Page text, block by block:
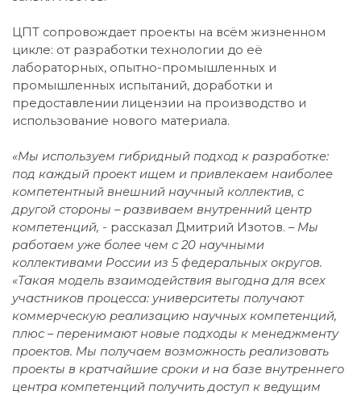
ЦПТ сопровождает проекты на всём жизненном
цикле: от разработки технологии до её
лабораторных, опытно-промышленных и
промышленных испытаний, доработки и
предоставлении лицензии на производство и
использование нового материала.
«Мы используем гибридный подход к разработке:
под каждый проект ищем и привлекаем наиболее
компетентный внешний научный коллектив, с
другой стороны – развиваем внутренний центр
компетенций, - рассказал Дмитрий Изотов. – Мы
работаем уже более чем с 20 научными
коллективами России из 5 федеральных округов.
«Такая модель взаимодействия выгодна для всех
участников процесса: университеты получают
коммерческую реализацию научных компетенций,
плюс – перенимают новые подходы к менеджменту
проектов. Мы получаем возможность реализовать
проекты в кратчайшие сроки и на базе внутреннего
центра компетенций получить доступ к ведущим